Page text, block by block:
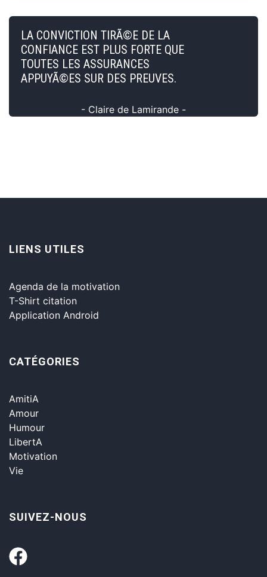
LA CONVICTION TIRÃ©E DE LA
CONFIANCE EST PLUS FORTE QUE
TOUTES LES ASSURANCES
APPUYÃ©ES SUR DES PREUVES.
- Claire de Lamirande -
LIENS UTILES
Agenda de la motivation
T-Shirt citation
Application Android
CATÉGORIES
AmitiA
Amour
Humour
LibertA
Motivation
Vie
SUIVEZ-NOUS